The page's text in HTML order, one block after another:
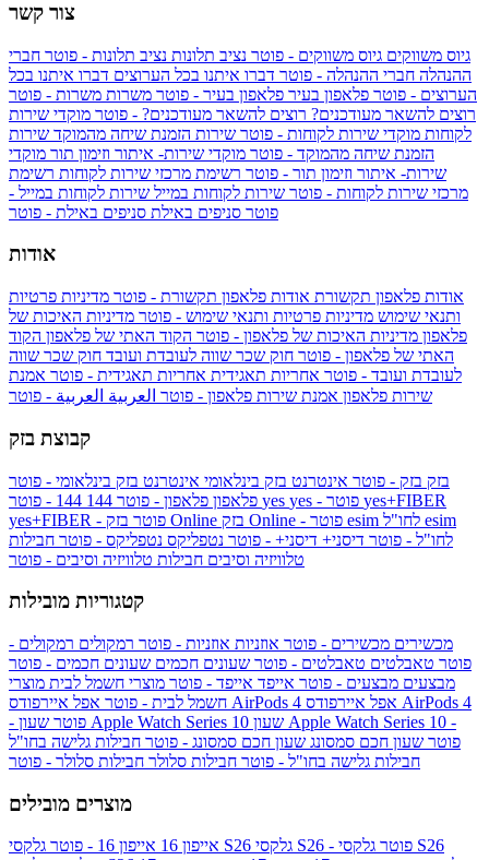
צור קשר
גיוס משווקים גיוס משווקים - פוטר נציב תלונות נציב תלונות - פוטר חברי
ההנהלה חברי ההנהלה - פוטר דברו איתנו בכל הערוצים דברו איתנו בכל
הערוצים - פוטר פלאפון בעיר פלאפון בעיר - פוטר משרות משרות - פוטר
רוצים להשאר מעודכנים? רוצים להשאר מעודכנים? - פוטר מוקדי שירות
לקוחות מוקדי שירות לקוחות - פוטר שירות הזמנת שיחה מהמוקד שירות
הזמנת שיחה מהמוקד - פוטר מוקדי שירות- איתור וזימון תור מוקדי
שירות- איתור וזימון תור - פוטר רשימת מרכזי שירות לקוחות רשימת
מרכזי שירות לקוחות - פוטר שירות לקוחות במייל שירות לקוחות במייל -
פוטר סניפים באילת סניפים באילת - פוטר
אודות
אודות פלאפון תקשורת אודות פלאפון תקשורת - פוטר מדיניות פרטיות
ותנאי שימוש מדיניות פרטיות ותנאי שימוש - פוטר מדיניות האיכות של
פלאפון מדיניות האיכות של פלאפון - פוטר הקוד האתי של פלאפון הקוד
האתי של פלאפון - פוטר חוק שכר שווה לעובדת ועובד חוק שכר שווה
לעובדת ועובד - פוטר אחריות תאגידית אחריות תאגידית - פוטר אמנת
שירות פלאפון אמנת שירות פלאפון - פוטר العربية العربية - פוטר
קבוצת בזק
בזק בזק - פוטר אינטרנט בזק בינלאומי אינטרנט בזק בינלאומי - פוטר
פלאפון פלאפון - פוטר 144 yes
yes+FIBER
yes+FIBER - פוטר בזק Online
esim
לחו"ל - פוטר דיסני+ דיסני+ - פוטר נטפליקס נטפליקס - פוטר חבילות
טלוויזיה וסיבים חבילות טלוויזיה וסיבים - פוטר
קטגוריות מובילות
מכשירים מכשירים - פוטר אוזניות אוזניות - פוטר רמקולים רמקולים -
פוטר טאבלטים טאבלטים - פוטר שעונים חכמים שעונים חכמים - פוטר
מבצעים מבצעים - פוטר אייפד אייפד - פוטר מוצרי חשמל לבית מוצרי
חשמל לבית - פוטר אפל איירפודס AirPods 4 אפל איירפודס AirPods 4
- פוטר שעון Apple Watch Series 10 שעון Apple Watch Series 10 -
פוטר שעון חכם סמסונג שעון חכם סמסונג - פוטר חבילות גלישה בחו"ל
חבילות גלישה בחו"ל - פוטר חבילות סלולר חבילות סלולר - פוטר
מוצרים מובילים
אייפון 16 אייפון 16 - פוטר גלקסי S26 גלקסי S26 - פוטר גלקסי S26